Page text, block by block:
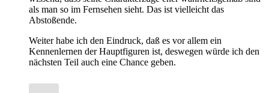
als man so im Fernsehen sieht. Das ist vielleicht das
Abstoßende.
Weiter habe ich den Eindruck, daß es vor allem ein
Kennenlernen der Hauptfiguren ist, deswegen würde ich den
nächsten Teil auch eine Chance geben.